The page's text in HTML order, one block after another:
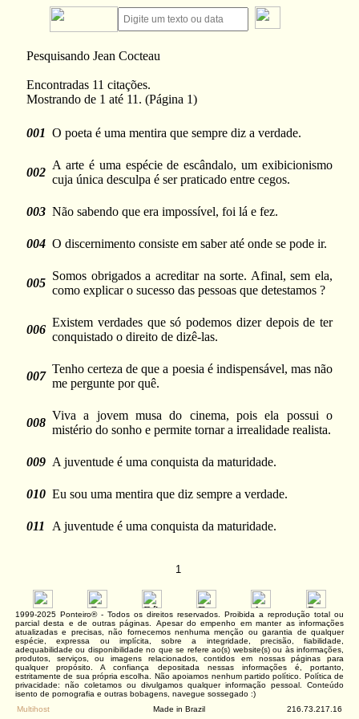
Pesquisando Jean Cocteau
Encontradas 11 citações.
Mostrando de 1 até 11. (Página 1)
001 O poeta é uma mentira que sempre diz a verdade.
002
A arte é uma espécie de escândalo, um exibicionismo
cuja única desculpa é ser praticado entre cegos.
003 Não sabendo que era impossível, foi lá e fez.
004 O discernimento consiste em saber até onde se pode ir.
005
Somos obrigados a acreditar na sorte. Afinal, sem ela,
como explicar o sucesso das pessoas que detestamos ?
006
Existem verdades que só podemos dizer depois de ter
conquistado o direito de dizê-las.
007
Tenho certeza de que a poesia é indispensável, mas não
me pergunte por quê.
008
Viva a jovem musa do cinema, pois ela possui o
mistério do sonho e permite tornar a irrealidade realista.
009 A juventude é uma conquista da maturidade.
010 Eu sou uma mentira que diz sempre a verdade.
011 A juventude é uma conquista da maturidade.
1
1999-2025 Ponteiro® - Todos os direitos reservados. Proibida a reprodução total ou
parcial desta e de outras páginas. Apesar do empenho em manter as informações
atualizadas e precisas, não fornecemos nenhuma menção ou garantia de qualquer
espécie, expressa ou implícita, sobre a integridade, precisão, fiabilidade,
adequabilidade ou disponibilidade no que se refere ao(s) website(s) ou às informações,
produtos, serviços, ou imagens relacionados, contidos em nossas páginas para
qualquer propósito. A confiança depositada nessas informações é, portanto,
estritamente de sua própria escolha. Não apoiamos nenhum partido político. Política de
privacidade: não coletamos ou divulgamos qualquer informação pessoal. Conteúdo
isento de pornografia e outras bobagens, navegue sossegado :)
Multihost
Made in Brazil 216.73.217.16